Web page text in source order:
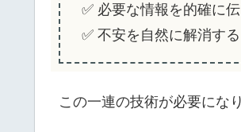
✅ 必要な情報を的確に
✅ 不安を自然に解消する
この一連の技術が必要にな